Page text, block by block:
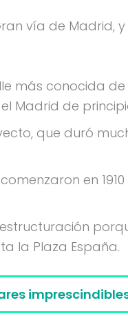
vía de Madrid,
más conocida
Madrid de
que duró
en
la Plaza España.